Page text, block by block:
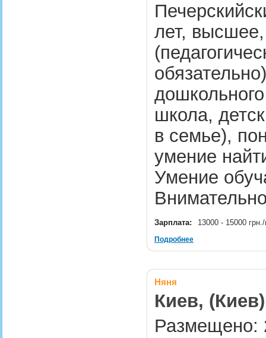
лет,
школа,
в семье),
умение
Умение
Зарплата: 13000 - 15000
Подробнее
Няня
Киев, (Киев)
Размещено: